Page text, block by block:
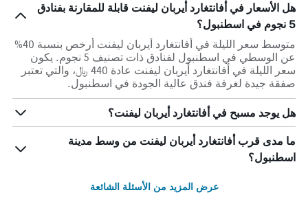
هل الأسعار في أفانتغارد أيربان ليفنت قابلة للمقارنة بفنادق
5 نجوم في اسطنبول؟
متوسط سعر الليلة في أفانتغارد أيربان ليفنت أرخص بنسبة 40%
عن الوسطي في اسطنبول لفنادق ذات تصنيف 5 نجوم. يكون
سعر الليلة في أفانتغارد أيربان ليفنت عادة 440 ﷼، والتي تعتبر
صفقة جيدة لغرفة فندق عالية الجودة في اسطنبول.
هل يوجد مسبح في أفانتغارد أيربان ليفنت؟
ما مدى قرب أفانتغارد أيربان ليفنت من وسط مدينة
اسطنبول؟
عرض المزيد من الأسئلة الشائعة